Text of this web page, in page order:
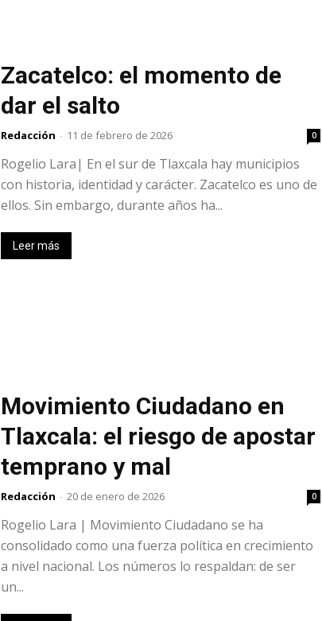
Zacatelco: el momento de
dar el salto
Redacción - 11 de febrero de 2026 0
Rogelio Lara| En el sur de Tlaxcala hay municipios
con historia, identidad y carácter. Zacatelco es uno de
ellos. Sin embargo, durante años ha...
Leer más
Movimiento Ciudadano en
Tlaxcala: el riesgo de apostar
temprano y mal
Redacción - 20 de enero de 2026 0
Rogelio Lara | Movimiento Ciudadano se ha
consolidado como una fuerza política en crecimiento
a nivel nacional. Los números lo respaldan: de ser
un...